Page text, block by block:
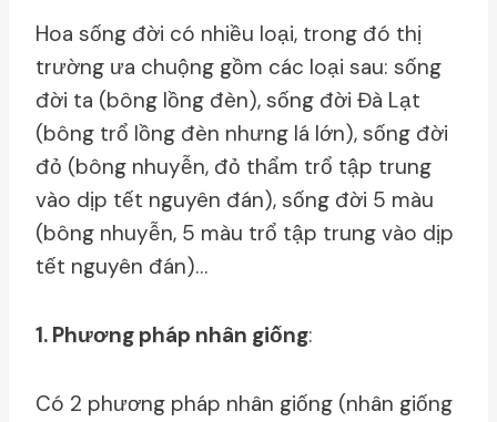
Hoa sống đời có nhiều loại, trong đó thị
trường ưa chuộng gồm các loại sau: sống
đời ta (bông lồng đèn), sống đời Đà Lạt
(bông trổ lồng đèn nhưng lá lớn), sống đời
đỏ (bông nhuyễn, đỏ thẩm trổ tập trung
vào dịp tết nguyên đán), sống đời 5 màu
(bông nhuyễn, 5 màu trổ tập trung vào dịp
tết nguyên đán)…
1. Phương pháp nhân giống:
Có 2 phương pháp nhân giống (nhân giống